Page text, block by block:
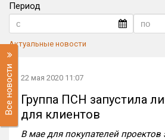
Период
Актуальные новости
Все новости 22 мая 2020 11:07
Группа ПСН запустила
для клиентов
В мае для покупателей проектов